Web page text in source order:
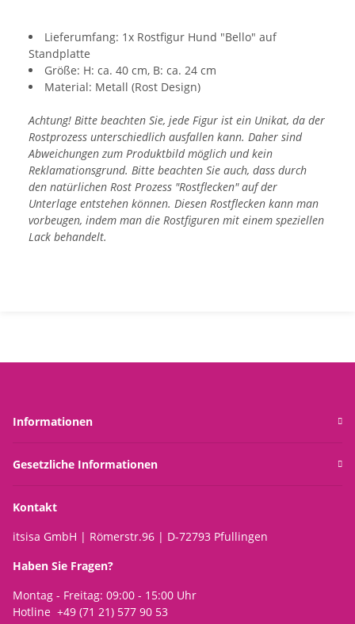
Lieferumfang: 1x Rostfigur Hund "Bello" auf
Standplatte
Größe: H: ca. 40 cm, B: ca. 24 cm
Material: Metall (Rost Design)
Achtung! Bitte beachten Sie, jede Figur ist ein Unikat, da der
Rostprozess unterschiedlich ausfallen kann. Daher sind
Abweichungen zum Produktbild möglich und kein
Reklamationsgrund. Bitte beachten Sie auch, dass durch
den natürlichen Rost Prozess "Rostflecken" auf der
Unterlage entstehen können. Diesen Rostflecken kann man
vorbeugen, indem man die Rostfiguren mit einem speziellen
Lack behandelt.
Informationen
Gesetzliche Informationen
Kontakt
itsisa GmbH | Römerstr.96 | D-72793 Pfullingen
Haben Sie Fragen?
Montag - Freitag: 09:00 - 15:00 Uhr
Hotline +49 (71 21) 577 90 53